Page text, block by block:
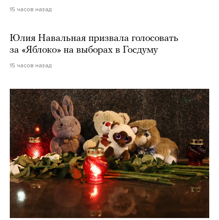
15 часов назад
Юлия Навальная призвала голосовать
за «Яблоко» на выборах в Госдуму
15 часов назад